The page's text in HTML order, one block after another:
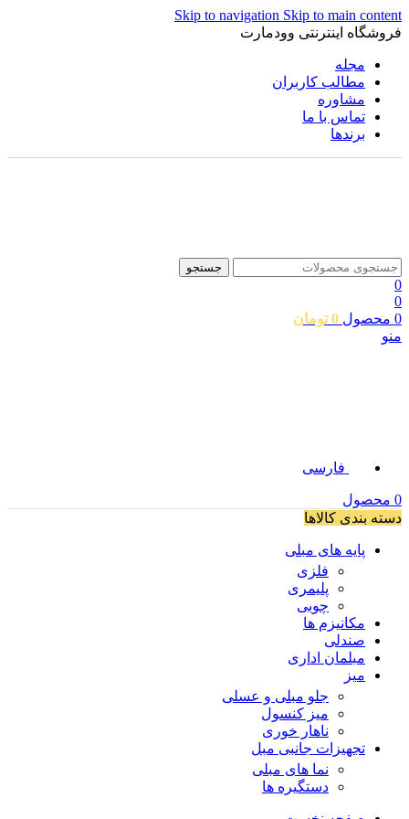
Skip to navigation Skip to main content
فروشگاه اینترنتی وودمارت
مجله
مطالب کاربران
مشاوره
تماس با ما
برندها
جستجو
0
0
0 محصول 0 تومان
منو
فارسی
0 محصول
دسته بندی کالاها
پایه های مبلی
فلزی
پلیمری
چوبی
مکانیزم ها
صندلی
مبلمان اداری
میز
جلو مبلی و عسلی
میز کنسول
ناهار خوری
تجهیزات جانبی مبل
نما های مبلی
دستگیره ها